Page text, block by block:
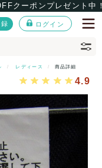
クーポンプレゼント中
ログイン
レディース 商品詳細
4.9